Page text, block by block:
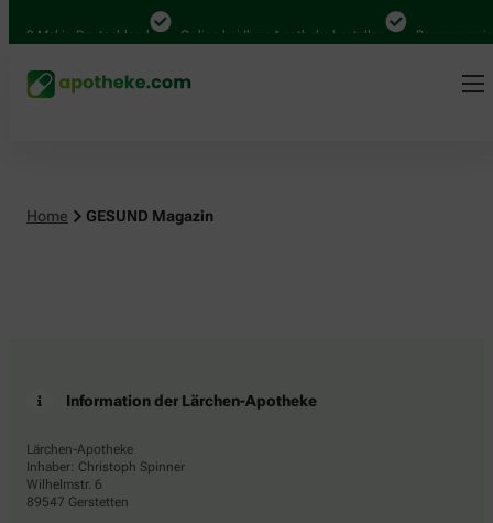
Mal in Deutschland Online bei Ihrer Apotheke bestellen Bequem
Home GESUND Magazin
Information der Lärchen-Apotheke
Lärchen-Apotheke
Inhaber: Christoph Spinner
Wilhelmstr. 6
89547 Gerstetten